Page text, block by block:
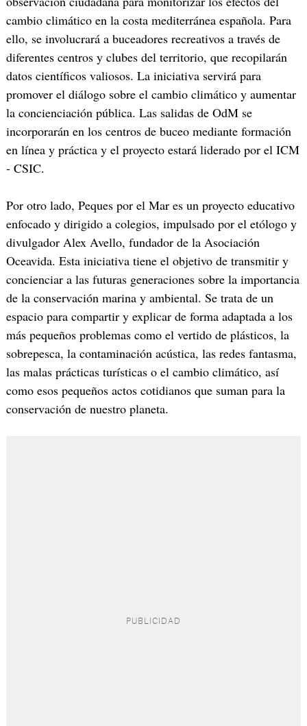
cambio climático en la costa mediterránea española. Para
ello, se involucrará a buceadores recreativos a través de
diferentes centros y clubes del territorio, que recopilarán
datos científicos valiosos. La iniciativa servirá para
promover el diálogo sobre el cambio climático y aumentar
la concienciación pública. Las salidas de OdM se
incorporarán en los centros de buceo mediante formación
en línea y práctica y el proyecto estará liderado por el ICM
- CSIC.
Por otro lado, Peques por el Mar es un proyecto educativo
enfocado y dirigido a colegios, impulsado por el etólogo y
divulgador Alex Avello, fundador de la Asociación
Oceavida. Esta iniciativa tiene el objetivo de transmitir y
concienciar a las futuras generaciones sobre la importancia
de la conservación marina y ambiental. Se trata de un
espacio para compartir y explicar de forma adaptada a los
más pequeños problemas como el vertido de plásticos, la
sobrepesca, la contaminación acústica, las redes fantasma,
las malas prácticas turísticas o el cambio climático, así
como esos pequeños actos cotidianos que suman para la
conservación de nuestro planeta.